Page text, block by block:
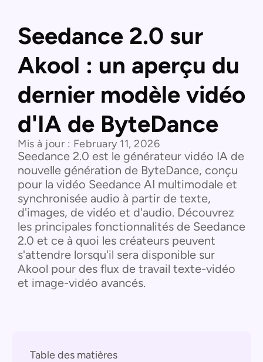
Seedance 2.0 sur
Akool : un aperçu du
dernier modèle vidéo
d'IA de ByteDance
Mis à jour : February 11, 2026
Seedance 2.0 est le générateur vidéo IA de
nouvelle génération de ByteDance, conçu
pour la vidéo Seedance AI multimodale et
synchronisée audio à partir de texte,
d'images, de vidéo et d'audio. Découvrez
les principales fonctionnalités de Seedance
2.0 et ce à quoi les créateurs peuvent
s'attendre lorsqu'il sera disponible sur
Akool pour des flux de travail texte-vidéo
et image-vidéo avancés.
Table des matières